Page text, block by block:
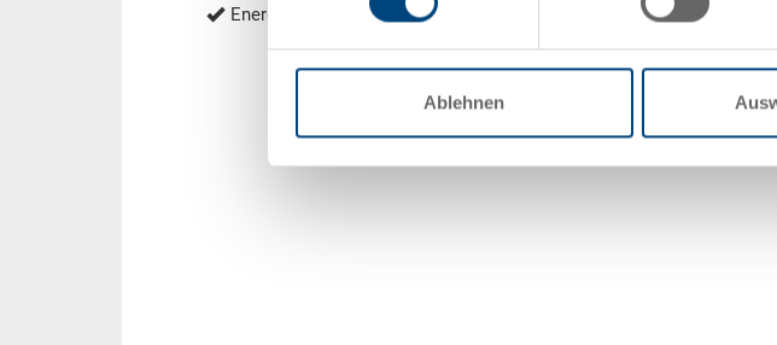
Ablehnen
Energieeffiziente und nachhaltige Produktion